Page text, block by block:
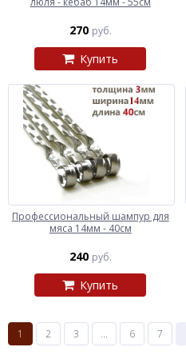
270 руб.
Купить
Профессиональный шампур для
мяса 14мм - 40см
240 руб.
Купить
1 2 3 ... 6 7